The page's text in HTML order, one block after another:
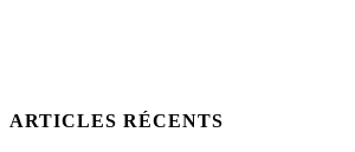
ARTICLES RÉCENTS